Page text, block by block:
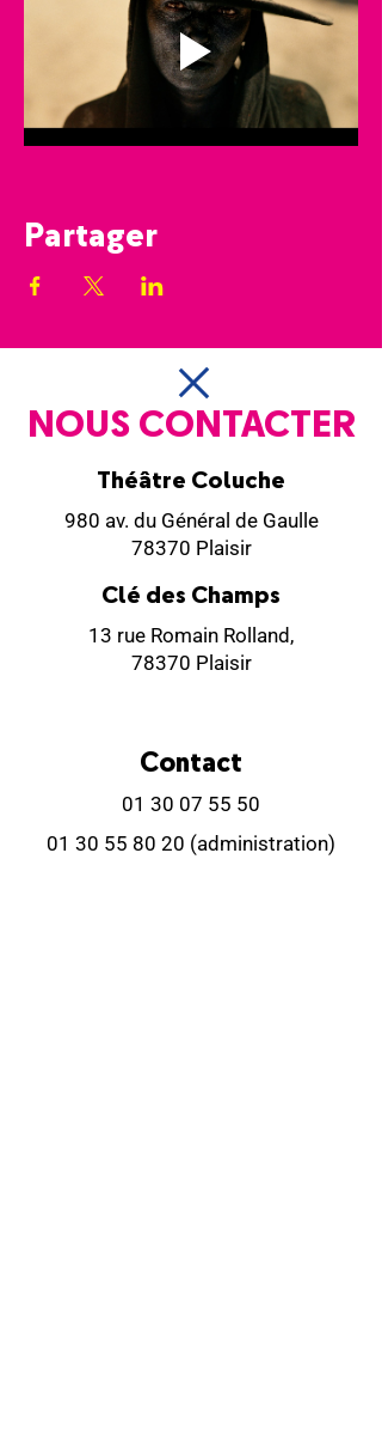
Partager
NOUS CONTACTER
Théâtre Coluche
980 av. du Général de Gaulle
78370 Plaisir
Clé des Champs
13 rue Romain Rolland,
78370 Plaisir
Contact
01 30 07 55 50
01 30 55 80 20 (administration)